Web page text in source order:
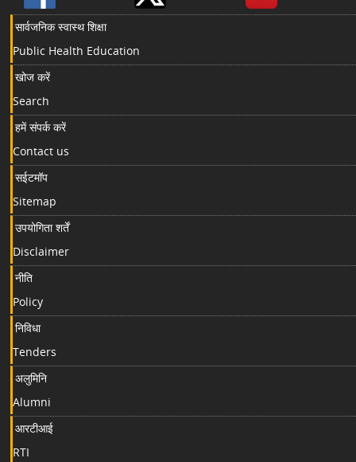
सार्वजनिक स्वास्थ शिक्षा
Public Health Education
खोज करें
Search
हमें संपर्क करें
Contact us
सईटमॉप
Sitemap
उपयोगिता शर्तें
Disclaimer
नीति
Policy
निविधा
Tenders
अलुमिनि
Alumni
आरटीआई
RTI